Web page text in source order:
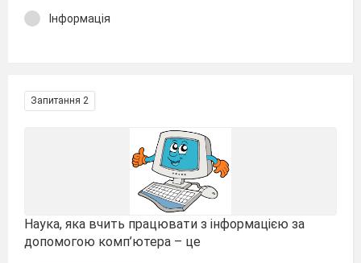
Інформація
Запитання 2
Наука, яка вчить працювати з інформацією за
допомогою комп’ютера – це